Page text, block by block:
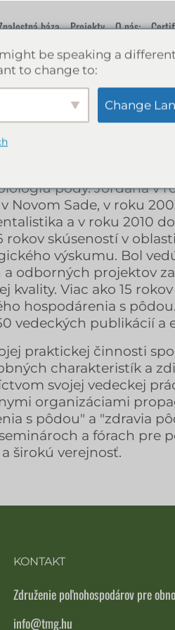
báza Projekty O nás:
Ninkov pracuje v
a zeleninárskej
v oblasti životného
pôdy. Jordana v
Novom Sade, v roku
a v roku 2010
rokov skúseností v
výskumu. Bol
a odborných projektov
kvality. Viac ako 15
hospodárenia s
vedeckých publikácií a
praktickej činnosti
charakteristík a
svojej vedeckej
organizáciami
s pôdou" a "zdravia
a fórach pre
širokú verejnosť.
KONTAKT
Združenie poľnohospodárov pre
info@tmg.hu
be speaking a different
to change to:
Change